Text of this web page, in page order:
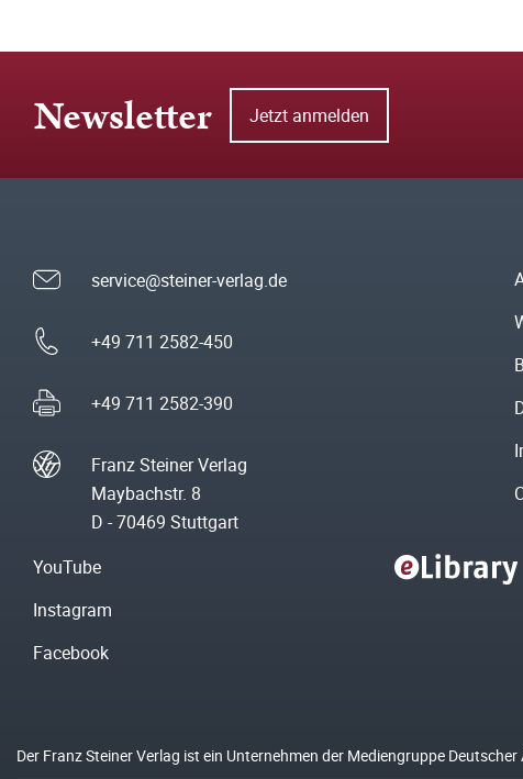
Newsletter Jetzt anmelden
service@steiner-verlag.de
+49 711 2582-450
+49 711 2582-390
Franz Steiner Verlag
Maybachstr. 8
D - 70469 Stuttgart
YouTube
Instagram
Facebook
Der Franz Steiner Verlag ist ein Unternehmen der Mediengruppe